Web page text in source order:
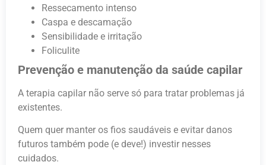
Ressecamento intenso
Caspa e descamação
Sensibilidade e irritação
Foliculite
Prevenção e manutenção da saúde capilar
A terapia capilar não serve só para tratar problemas já
existentes.
Quem quer manter os fios saudáveis e evitar danos
futuros também pode (e deve!) investir nesses
cuidados.